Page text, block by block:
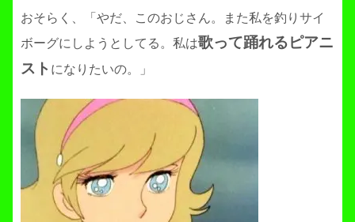
おそらく、「やだ、このおじさん。また私を釣りサイ
ボーグにしようとしてる。私は歌って踊れるピアニ
スト になりたいの。」